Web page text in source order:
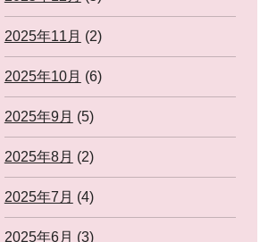
2025年11月 (2)
2025年10月 (6)
2025年9月 (5)
2025年8月 (2)
2025年7月 (4)
2025年6月 (3)